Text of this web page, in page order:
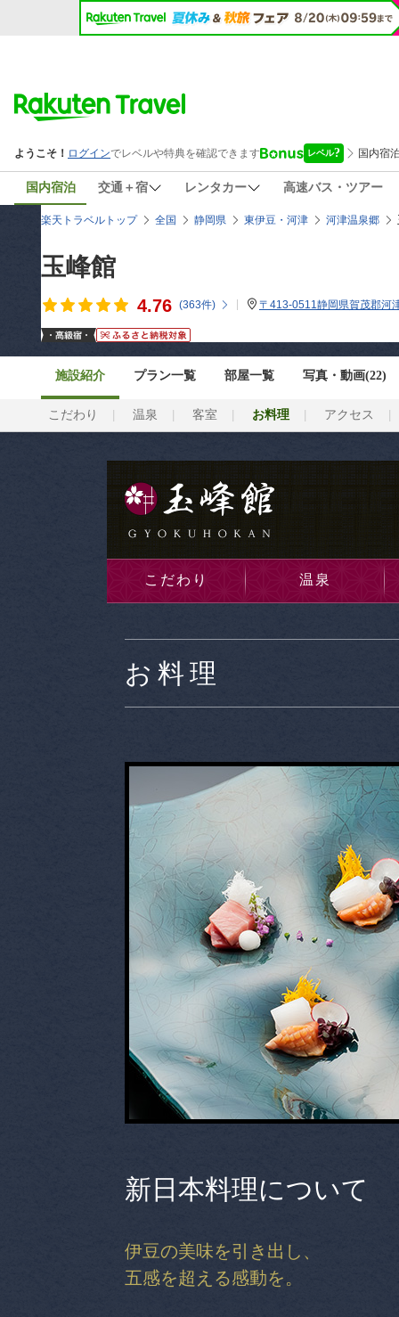
国内宿泊 交通＋宿 レンタカー 高速バス・ツアー
楽天トラベルトップ 全国 静岡県 東伊豆・河津 河津温泉郷
玉峰館
4.76 (363件) 〒413-0511静岡県賀茂郡河
施設紹介 プラン一覧 部屋一覧 写真・動画(22)
こだわり 温泉 客室 お料理 アクセス
こだわり 温泉
お料理
新日本料理について
伊豆の美味を引き出し、
五感を超える感動を。